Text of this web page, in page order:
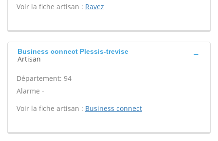
Voir la fiche artisan : Ravez
Business connect Plessis-trevise
Artisan
Département: 94
Alarme -
Voir la fiche artisan : Business connect